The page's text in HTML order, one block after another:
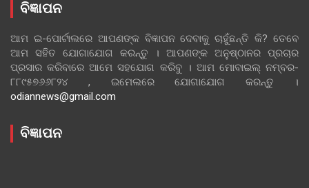
ବିଜ୍ଞାପନ
ଆମ ଇ-ପୋର୍ଟାଲରେ ଆପଣଙ୍କ ବିଜ୍ଞାପନ ଦେବାକୁ ଚାହୁଁଛନ୍ତି କି? ତେବେ
ଆମ ସହିତ ଯୋଗାଯୋଗ କରନ୍ତୁ । ଆପଣଙ୍କ ଅନୁଷ୍ଠାନର ପ୍ରଚାର
ପ୍ରସାର କରିବାରେ ଆମେ ସହଯୋଗ କରିବୁ । ଆମ ମୋବାଇଲ୍ ନମ୍ବର-
୮୮୯୫୭୬୬୮୨୪ , ଇମେଲରେ ଯୋଗାଯୋଗ କରନ୍ତୁ ।
odiannews@gmail.com
ବିଜ୍ଞାପନ